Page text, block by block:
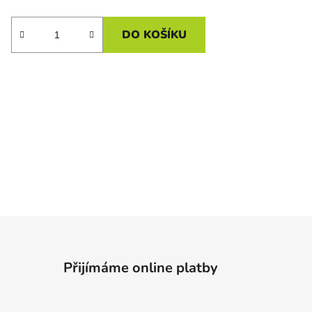
DO KOŠÍKU
Přijímáme online platby